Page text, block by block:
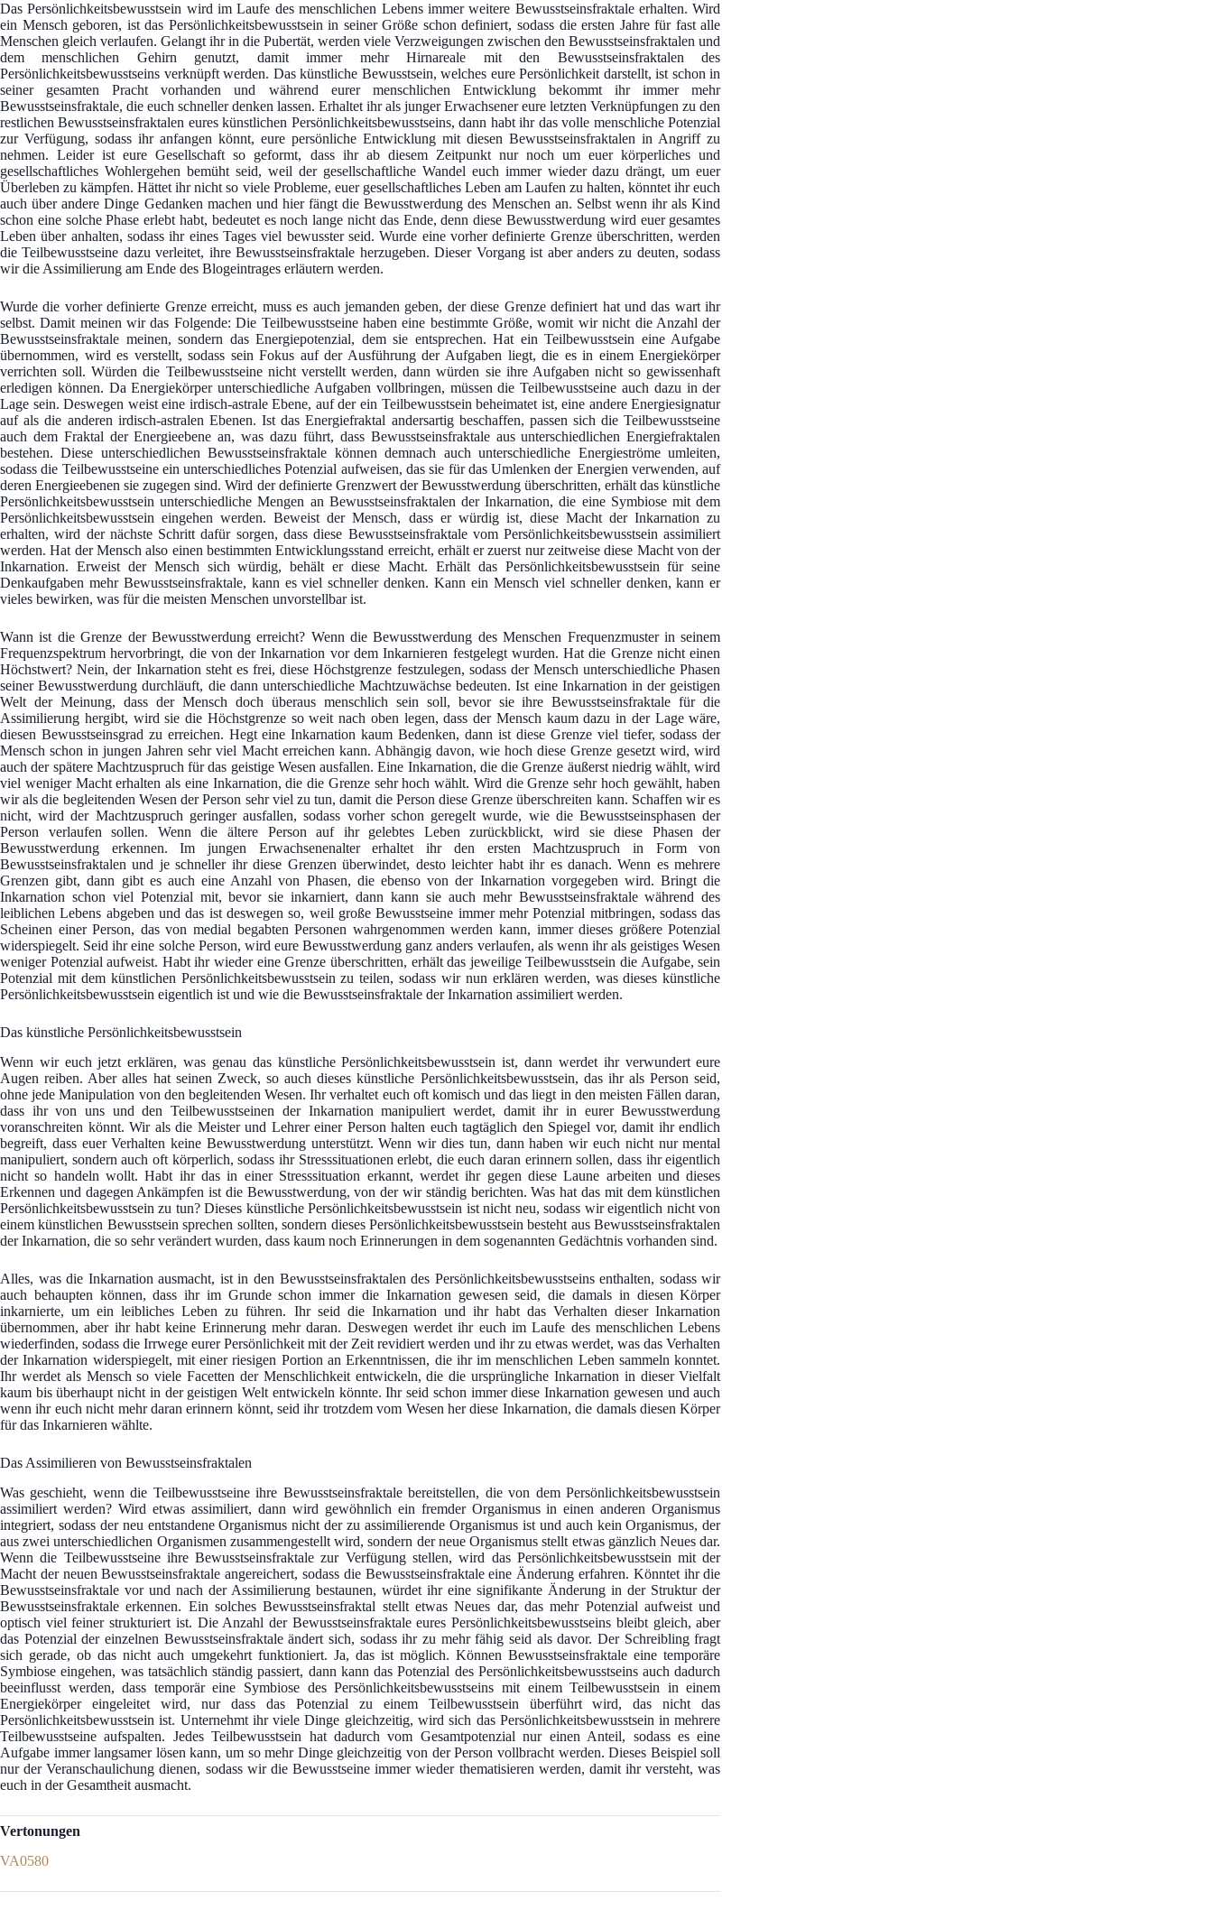
Das Persönlichkeitsbewusstsein wird im Laufe des menschlichen Lebens immer weitere Bewusstseinsfraktale erhalten. Wird
ein Mensch geboren, ist das Persönlichkeitsbewusstsein in seiner Größe schon definiert, sodass die ersten Jahre für fast alle
Menschen gleich verlaufen. Gelangt ihr in die Pubertät, werden viele Verzweigungen zwischen den Bewusstseinsfraktalen und
dem menschlichen Gehirn genutzt, damit immer mehr Hirnareale mit den Bewusstseinsfraktalen des
Persönlichkeitsbewusstseins verknüpft werden. Das künstliche Bewusstsein, welches eure Persönlichkeit darstellt, ist schon in
seiner gesamten Pracht vorhanden und während eurer menschlichen Entwicklung bekommt ihr immer mehr
Bewusstseinsfraktale, die euch schneller denken lassen. Erhaltet ihr als junger Erwachsener eure letzten Verknüpfungen zu den
restlichen Bewusstseinsfraktalen eures künstlichen Persönlichkeitsbewusstseins, dann habt ihr das volle menschliche Potenzial
zur Verfügung, sodass ihr anfangen könnt, eure persönliche Entwicklung mit diesen Bewusstseinsfraktalen in Angriff zu
nehmen. Leider ist eure Gesellschaft so geformt, dass ihr ab diesem Zeitpunkt nur noch um euer körperliches und
gesellschaftliches Wohlergehen bemüht seid, weil der gesellschaftliche Wandel euch immer wieder dazu drängt, um euer
Überleben zu kämpfen. Hättet ihr nicht so viele Probleme, euer gesellschaftliches Leben am Laufen zu halten, könntet ihr euch
auch über andere Dinge Gedanken machen und hier fängt die Bewusstwerdung des Menschen an. Selbst wenn ihr als Kind
schon eine solche Phase erlebt habt, bedeutet es noch lange nicht das Ende, denn diese Bewusstwerdung wird euer gesamtes
Leben über anhalten, sodass ihr eines Tages viel bewusster seid. Wurde eine vorher definierte Grenze überschritten, werden
die Teilbewusstseine dazu verleitet, ihre Bewusstseinsfraktale herzugeben. Dieser Vorgang ist aber anders zu deuten, sodass
wir die Assimilierung am Ende des Blogeintrages erläutern werden.
Wurde die vorher definierte Grenze erreicht, muss es auch jemanden geben, der diese Grenze definiert hat und das wart ihr
selbst. Damit meinen wir das Folgende: Die Teilbewusstseine haben eine bestimmte Größe, womit wir nicht die Anzahl der
Bewusstseinsfraktale meinen, sondern das Energiepotenzial, dem sie entsprechen. Hat ein Teilbewusstsein eine Aufgabe
übernommen, wird es verstellt, sodass sein Fokus auf der Ausführung der Aufgaben liegt, die es in einem Energiekörper
verrichten soll. Würden die Teilbewusstseine nicht verstellt werden, dann würden sie ihre Aufgaben nicht so gewissenhaft
erledigen können. Da Energiekörper unterschiedliche Aufgaben vollbringen, müssen die Teilbewusstseine auch dazu in der
Lage sein. Deswegen weist eine irdisch-astrale Ebene, auf der ein Teilbewusstsein beheimatet ist, eine andere Energiesignatur
auf als die anderen irdisch-astralen Ebenen. Ist das Energiefraktal andersartig beschaffen, passen sich die Teilbewusstseine
auch dem Fraktal der Energieebene an, was dazu führt, dass Bewusstseinsfraktale aus unterschiedlichen Energiefraktalen
bestehen. Diese unterschiedlichen Bewusstseinsfraktale können demnach auch unterschiedliche Energieströme umleiten,
sodass die Teilbewusstseine ein unterschiedliches Potenzial aufweisen, das sie für das Umlenken der Energien verwenden, auf
deren Energieebenen sie zugegen sind. Wird der definierte Grenzwert der Bewusstwerdung überschritten, erhält das künstliche
Persönlichkeitsbewusstsein unterschiedliche Mengen an Bewusstseinsfraktalen der Inkarnation, die eine Symbiose mit dem
Persönlichkeitsbewusstsein eingehen werden. Beweist der Mensch, dass er würdig ist, diese Macht der Inkarnation zu
erhalten, wird der nächste Schritt dafür sorgen, dass diese Bewusstseinsfraktale vom Persönlichkeitsbewusstsein assimiliert
werden. Hat der Mensch also einen bestimmten Entwicklungsstand erreicht, erhält er zuerst nur zeitweise diese Macht von der
Inkarnation. Erweist der Mensch sich würdig, behält er diese Macht. Erhält das Persönlichkeitsbewusstsein für seine
Denkaufgaben mehr Bewusstseinsfraktale, kann es viel schneller denken. Kann ein Mensch viel schneller denken, kann er
vieles bewirken, was für die meisten Menschen unvorstellbar ist.
Wann ist die Grenze der Bewusstwerdung erreicht? Wenn die Bewusstwerdung des Menschen Frequenzmuster in seinem
Frequenzspektrum hervorbringt, die von der Inkarnation vor dem Inkarnieren festgelegt wurden. Hat die Grenze nicht einen
Höchstwert? Nein, der Inkarnation steht es frei, diese Höchstgrenze festzulegen, sodass der Mensch unterschiedliche Phasen
seiner Bewusstwerdung durchläuft, die dann unterschiedliche Machtzuwächse bedeuten. Ist eine Inkarnation in der geistigen
Welt der Meinung, dass der Mensch doch überaus menschlich sein soll, bevor sie ihre Bewusstseinsfraktale für die
Assimilierung hergibt, wird sie die Höchstgrenze so weit nach oben legen, dass der Mensch kaum dazu in der Lage wäre,
diesen Bewusstseinsgrad zu erreichen. Hegt eine Inkarnation kaum Bedenken, dann ist diese Grenze viel tiefer, sodass der
Mensch schon in jungen Jahren sehr viel Macht erreichen kann. Abhängig davon, wie hoch diese Grenze gesetzt wird, wird
auch der spätere Machtzuspruch für das geistige Wesen ausfallen. Eine Inkarnation, die die Grenze äußerst niedrig wählt, wird
viel weniger Macht erhalten als eine Inkarnation, die die Grenze sehr hoch wählt. Wird die Grenze sehr hoch gewählt, haben
wir als die begleitenden Wesen der Person sehr viel zu tun, damit die Person diese Grenze überschreiten kann. Schaffen wir es
nicht, wird der Machtzuspruch geringer ausfallen, sodass vorher schon geregelt wurde, wie die Bewusstseinsphasen der
Person verlaufen sollen. Wenn die ältere Person auf ihr gelebtes Leben zurückblickt, wird sie diese Phasen der
Bewusstwerdung erkennen. Im jungen Erwachsenenalter erhaltet ihr den ersten Machtzuspruch in Form von
Bewusstseinsfraktalen und je schneller ihr diese Grenzen überwindet, desto leichter habt ihr es danach. Wenn es mehrere
Grenzen gibt, dann gibt es auch eine Anzahl von Phasen, die ebenso von der Inkarnation vorgegeben wird. Bringt die
Inkarnation schon viel Potenzial mit, bevor sie inkarniert, dann kann sie auch mehr Bewusstseinsfraktale während des
leiblichen Lebens abgeben und das ist deswegen so, weil große Bewusstseine immer mehr Potenzial mitbringen, sodass das
Scheinen einer Person, das von medial begabten Personen wahrgenommen werden kann, immer dieses größere Potenzial
widerspiegelt. Seid ihr eine solche Person, wird eure Bewusstwerdung ganz anders verlaufen, als wenn ihr als geistiges Wesen
weniger Potenzial aufweist. Habt ihr wieder eine Grenze überschritten, erhält das jeweilige Teilbewusstsein die Aufgabe, sein
Potenzial mit dem künstlichen Persönlichkeitsbewusstsein zu teilen, sodass wir nun erklären werden, was dieses künstliche
Persönlichkeitsbewusstsein eigentlich ist und wie die Bewusstseinsfraktale der Inkarnation assimiliert werden.
Das künstliche Persönlichkeitsbewusstsein
Wenn wir euch jetzt erklären, was genau das künstliche Persönlichkeitsbewusstsein ist, dann werdet ihr verwundert eure
Augen reiben. Aber alles hat seinen Zweck, so auch dieses künstliche Persönlichkeitsbewusstsein, das ihr als Person seid,
ohne jede Manipulation von den begleitenden Wesen. Ihr verhaltet euch oft komisch und das liegt in den meisten Fällen daran,
dass ihr von uns und den Teilbewusstseinen der Inkarnation manipuliert werdet, damit ihr in eurer Bewusstwerdung
voranschreiten könnt. Wir als die Meister und Lehrer einer Person halten euch tagtäglich den Spiegel vor, damit ihr endlich
begreift, dass euer Verhalten keine Bewusstwerdung unterstützt. Wenn wir dies tun, dann haben wir euch nicht nur mental
manipuliert, sondern auch oft körperlich, sodass ihr Stresssituationen erlebt, die euch daran erinnern sollen, dass ihr eigentlich
nicht so handeln wollt. Habt ihr das in einer Stresssituation erkannt, werdet ihr gegen diese Laune arbeiten und dieses
Erkennen und dagegen Ankämpfen ist die Bewusstwerdung, von der wir ständig berichten. Was hat das mit dem künstlichen
Persönlichkeitsbewusstsein zu tun? Dieses künstliche Persönlichkeitsbewusstsein ist nicht neu, sodass wir eigentlich nicht von
einem künstlichen Bewusstsein sprechen sollten, sondern dieses Persönlichkeitsbewusstsein besteht aus Bewusstseinsfraktalen
der Inkarnation, die so sehr verändert wurden, dass kaum noch Erinnerungen in dem sogenannten Gedächtnis vorhanden sind.
Alles, was die Inkarnation ausmacht, ist in den Bewusstseinsfraktalen des Persönlichkeitsbewusstseins enthalten, sodass wir
auch behaupten können, dass ihr im Grunde schon immer die Inkarnation gewesen seid, die damals in diesen Körper
inkarnierte, um ein leibliches Leben zu führen. Ihr seid die Inkarnation und ihr habt das Verhalten dieser Inkarnation
übernommen, aber ihr habt keine Erinnerung mehr daran. Deswegen werdet ihr euch im Laufe des menschlichen Lebens
wiederfinden, sodass die Irrwege eurer Persönlichkeit mit der Zeit revidiert werden und ihr zu etwas werdet, was das Verhalten
der Inkarnation widerspiegelt, mit einer riesigen Portion an Erkenntnissen, die ihr im menschlichen Leben sammeln konntet.
Ihr werdet als Mensch so viele Facetten der Menschlichkeit entwickeln, die die ursprüngliche Inkarnation in dieser Vielfalt
kaum bis überhaupt nicht in der geistigen Welt entwickeln könnte. Ihr seid schon immer diese Inkarnation gewesen und auch
wenn ihr euch nicht mehr daran erinnern könnt, seid ihr trotzdem vom Wesen her diese Inkarnation, die damals diesen Körper
für das Inkarnieren wählte.
Das Assimilieren von Bewusstseinsfraktalen
Was geschieht, wenn die Teilbewusstseine ihre Bewusstseinsfraktale bereitstellen, die von dem Persönlichkeitsbewusstsein
assimiliert werden? Wird etwas assimiliert, dann wird gewöhnlich ein fremder Organismus in einen anderen Organismus
integriert, sodass der neu entstandene Organismus nicht der zu assimilierende Organismus ist und auch kein Organismus, der
aus zwei unterschiedlichen Organismen zusammengestellt wird, sondern der neue Organismus stellt etwas gänzlich Neues dar.
Wenn die Teilbewusstseine ihre Bewusstseinsfraktale zur Verfügung stellen, wird das Persönlichkeitsbewusstsein mit der
Macht der neuen Bewusstseinsfraktale angereichert, sodass die Bewusstseinsfraktale eine Änderung erfahren. Könntet ihr die
Bewusstseinsfraktale vor und nach der Assimilierung bestaunen, würdet ihr eine signifikante Änderung in der Struktur der
Bewusstseinsfraktale erkennen. Ein solches Bewusstseinsfraktal stellt etwas Neues dar, das mehr Potenzial aufweist und
optisch viel feiner strukturiert ist. Die Anzahl der Bewusstseinsfraktale eures Persönlichkeitsbewusstseins bleibt gleich, aber
das Potenzial der einzelnen Bewusstseinsfraktale ändert sich, sodass ihr zu mehr fähig seid als davor. Der Schreibling fragt
sich gerade, ob das nicht auch umgekehrt funktioniert. Ja, das ist möglich. Können Bewusstseinsfraktale eine temporäre
Symbiose eingehen, was tatsächlich ständig passiert, dann kann das Potenzial des Persönlichkeitsbewusstseins auch dadurch
beeinflusst werden, dass temporär eine Symbiose des Persönlichkeitsbewusstseins mit einem Teilbewusstsein in einem
Energiekörper eingeleitet wird, nur dass das Potenzial zu einem Teilbewusstsein überführt wird, das nicht das
Persönlichkeitsbewusstsein ist. Unternehmt ihr viele Dinge gleichzeitig, wird sich das Persönlichkeitsbewusstsein in mehrere
Teilbewusstseine aufspalten. Jedes Teilbewusstsein hat dadurch vom Gesamtpotenzial nur einen Anteil, sodass es eine
Aufgabe immer langsamer lösen kann, um so mehr Dinge gleichzeitig von der Person vollbracht werden. Dieses Beispiel soll
nur der Veranschaulichung dienen, sodass wir die Bewusstseine immer wieder thematisieren werden, damit ihr versteht, was
euch in der Gesamtheit ausmacht.
Vertonungen
VA0580